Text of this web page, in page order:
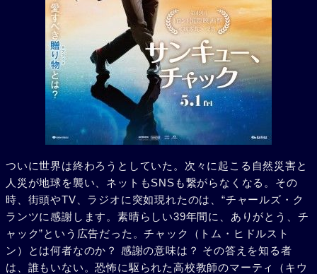
ついに世界は終わろうとしていた。次々に起こる自然災害と
人災が地球を襲い、ネットもSNSも繋がらなくなる。その
時、街頭やTV、ラジオに突如現れたのは、“チャールズ・ク
ランツに感謝します。素晴らしい39年間に、ありがとう、チ
ャック”という広告だった。チャック（トム・ヒドルスト
ン）とは何者なのか？ 感謝の意味は？ その答えを知る者
は、誰もいない。恐怖に駆られた高校教師のマーティ（キウ